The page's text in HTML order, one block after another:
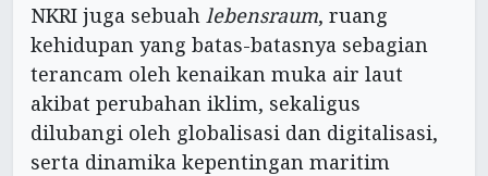
NKRI juga sebuah lebensraum, ruang
kehidupan yang batas-batasnya sebagian
terancam oleh kenaikan muka air laut
akibat perubahan iklim, sekaligus
dilubangi oleh globalisasi dan digitalisasi,
serta dinamika kepentingan maritim